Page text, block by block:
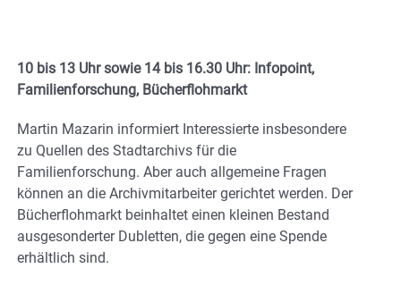
10 bis 13 Uhr sowie 14 bis 16.30 Uhr: Infopoint,
Familienforschung, Bücherflohmarkt
Martin Mazarin informiert Interessierte insbesondere
zu Quellen des Stadtarchivs für die
Familienforschung. Aber auch allgemeine Fragen
können an die Archivmitarbeiter gerichtet werden. Der
Bücherflohmarkt beinhaltet einen kleinen Bestand
ausgesonderter Dubletten, die gegen eine Spende
erhältlich sind.